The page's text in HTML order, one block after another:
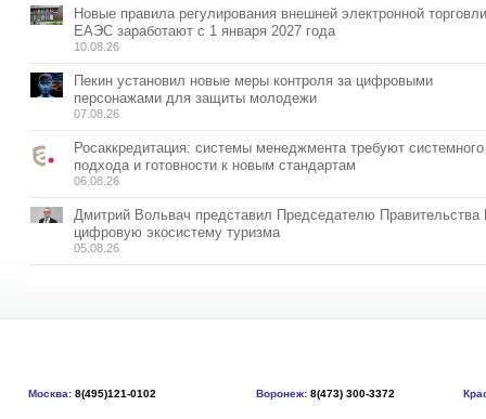
Новые правила регулирования внешней электронной
ЕАЭС заработают с 1 января 2027 года
10.08.26
Пекин установил новые меры контроля за цифровыми
персонажами для защиты молодежи
07.08.26
Росаккредитация: системы менеджмента требуют системного
подхода и готовности к новым стандартам
06.08.26
Дмитрий Вольвач представил Председателю
цифровую экосистему туризма
05.08.26
Москва: 8(495)121-0102 Воронеж: 8(473) 300-3372